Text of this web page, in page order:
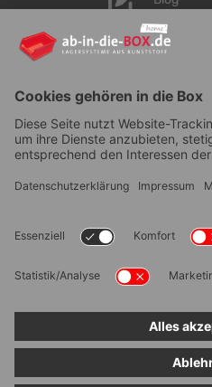
YouTube
Bestellvorgang|